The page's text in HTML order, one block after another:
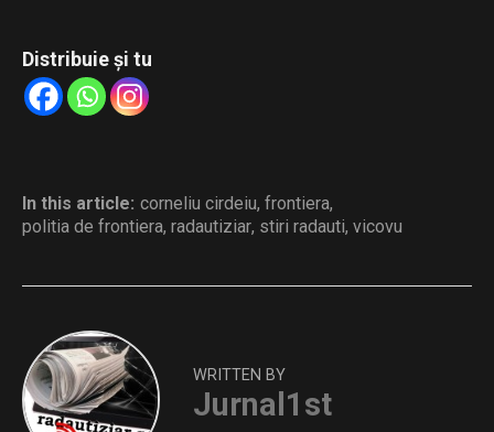
Distribuie și tu
In this article: corneliu cirdeiu, frontiera,
politia de frontiera, radautiziar, stiri radauti, vicovu
WRITTEN BY
Jurnal1st